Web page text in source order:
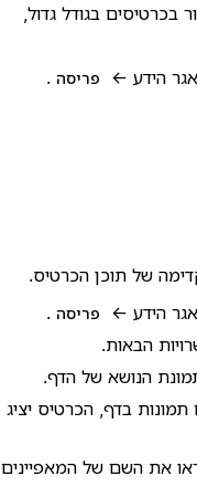
בגודל גדול,
הידע ←
פריסה .
של תוכן הכרטיס.
הידע ←
פריסה .
הבאות.
הנושא של הדף.
בדף, הכרטיס יציג
את השם של המאפיינים